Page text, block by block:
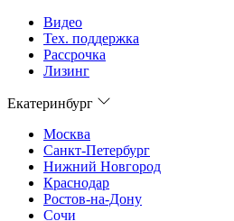
Видео
Тех. поддержка
Рассрочка
Лизинг
Екатеринбург
Москва
Санкт-Петербург
Нижний Новгород
Краснодар
Ростов-на-Дону
Сочи